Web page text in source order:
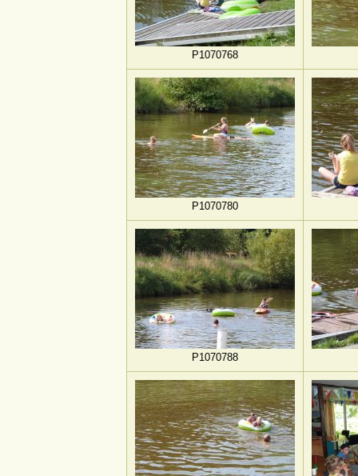
P1070768
P1070780
P1070788